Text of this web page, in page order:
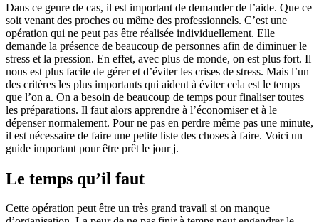
Dans ce genre de cas, il est important de demander de l’aide. Que ce
soit venant des proches ou même des professionnels. C’est une
opération qui ne peut pas être réalisée individuellement. Elle
demande la présence de beaucoup de personnes afin de diminuer le
stress et la pression. En effet, avec plus de monde, on est plus fort. Il
nous est plus facile de gérer et d’éviter les crises de stress. Mais l’un
des critères les plus importants qui aident à éviter cela est le temps
que l’on a. On a besoin de beaucoup de temps pour finaliser toutes
les préparations. Il faut alors apprendre à l’économiser et à le
dépenser normalement. Pour ne pas en perdre même pas une minute,
il est nécessaire de faire une petite liste des choses à faire. Voici un
guide important pour être prêt le jour j.
Le temps qu’il faut
Cette opération peut être un très grand travail si on manque